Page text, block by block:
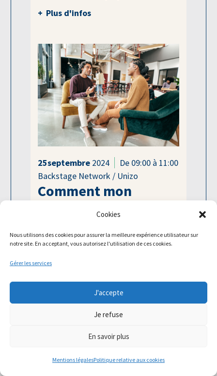
Cookies
Nous utilisons des cookies pour assurer la meilleure expérience utilisateur sur
notre site. En acceptant, vous autorisez l'utilisation de ces cookies.
Gérer les services
J'accepte
Je refuse
En savoir plus
Mentions légalesPolitique relative aux cookies
Plus d'infos
25septembre 2024
De 09:00 à 11:00
Backstage Network / Unizo
Comment mon
entreprise peut-elle
de l’insertion des
chercheurs
sans recruter ?
Un épisode de recrutement peut
avoir un impact résolument
puisque […]